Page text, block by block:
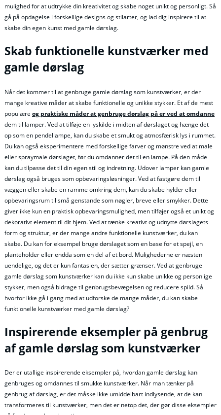
mulighed for at udtrykke din kreativitet og skabe noget unikt og personligt. Så
gå på opdagelse i forskellige designs og stilarter, og lad dig inspirere til at
skabe din egen kunst med gamle dørslag.
Skab funktionelle kunstværker med
gamle dørslag
Når det kommer til at genbruge gamle dørslag som kunstværker, er der
mange kreative måder at skabe funktionelle og unikke stykker. Et af de mest
populære og praktiske måder at genbruge dørslag på er ved at omdanne
dem til lamper. Ved at tilføje en lyskilde i midten af dørslaget og hænge det
op som en pendellampe, kan du skabe et smukt og atmosfærisk lys i rummet.
Du kan også eksperimentere med forskellige farver og mønstre ved at male
eller spraymale dørslaget, før du omdanner det til en lampe. På den måde
kan du tilpasse det til din egen stil og indretning. Udover lamper kan gamle
dørslag også bruges som opbevaringsløsninger. Ved at fastgøre dem til
væggen eller skabe en ramme omkring dem, kan du skabe hylder eller
opbevaringsrum til små genstande som nøgler, breve eller smykker. Dette
giver ikke kun en praktisk opbevaringsmulighed, men tilføjer også et unikt og
dekorativt element til dit hjem. Ved at tænke kreativt og udnytte dørslagets
form og struktur, er der mange andre funktionelle kunstværker, du kan
skabe. Du kan for eksempel bruge dørslaget som en base for et spejl, en
planteholder eller endda som en del af et bord. Mulighederne er næsten
uendelige, og det er kun fantasien, der sætter grænser. Ved at genbruge
gamle dørslag som kunstværker kan du ikke kun skabe unikke og personlige
stykker, men også bidrage til genbrugsbevægelsen og reducere spild. Så
hvorfor ikke gå i gang med at udforske de mange måder, du kan skabe
funktionelle kunstværker med gamle dørslag?
Inspirerende eksempler på genbrug
af gamle dørslag som kunstværker
Der er utallige inspirerende eksempler på, hvordan gamle dørslag kan
genbruges og omdannes til smukke kunstværker. Når man tænker på
genbrug af dørslag, er det måske ikke umiddelbart indlysende, at de kan
transformeres til kunstværker, men det er netop det, der gør disse eksempler